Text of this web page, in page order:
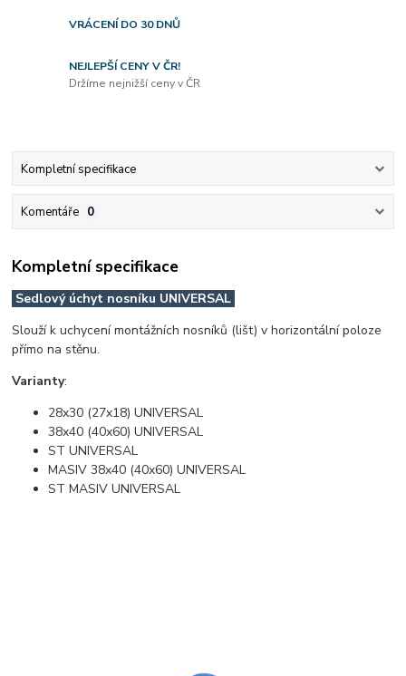
VRÁCENÍ DO 30 DNŮ
NEJLEPŠÍ CENY V ČR!
Držíme nejnižší ceny v ČR
Kompletní specifikace
Komentáře 0
Kompletní specifikace
Sedlový úchyt nosníku UNIVERSAL
Slouží k uchycení montážních nosníků (lišt) v horizontální poloze
přímo na stěnu.
Varianty:
28x30 (27x18) UNIVERSAL
38x40 (40x60) UNIVERSAL
ST UNIVERSAL
MASIV 38x40 (40x60) UNIVERSAL
ST MASIV UNIVERSAL